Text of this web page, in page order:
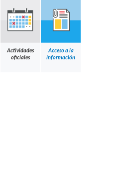
Actividades
oficiales
Acceso a la
información